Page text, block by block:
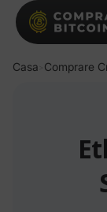
Casa Comprare